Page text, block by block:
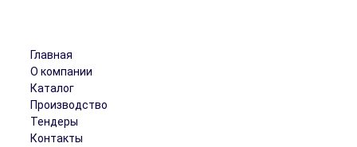
Главная
О компании
Каталог
Производство
Тендеры
Контакты